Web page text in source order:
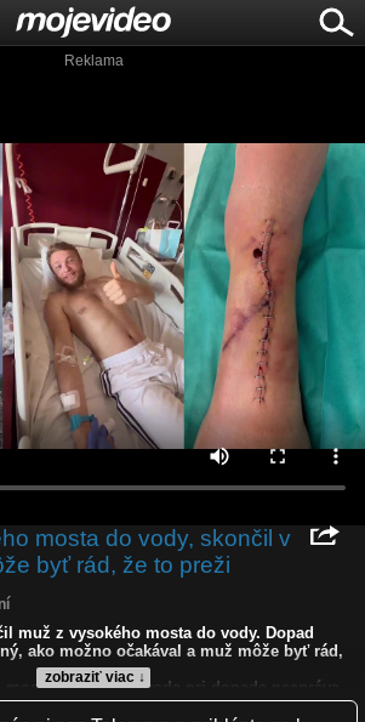
Reklama
mosta do vody, skončil v
byť rád, že to preži
zobraziť viac ↓
muž z vysokého mosta do vody. Dopad
ako možno očakával a muž môže byť rád,
do vody sa voda pri dopade nespráva
Hlavný problém nie je samotné povrchové